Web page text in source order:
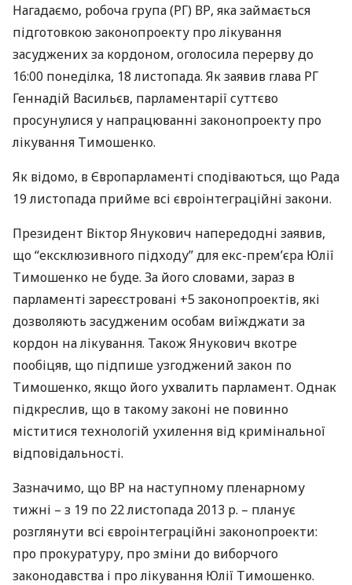
Нагадаємо, робоча група (РГ) ВР, яка займається
підготовкою законопроекту про лікування
засуджених за кордоном, оголосила перерву до
16:00 понеділка, 18 листопада. Як заявив глава РГ
Геннадій Васильєв, парламентарії суттєво
просунулися у напрацюванні законопроекту про
лікування Тимошенко.
Як відомо, в Європарламенті сподіваються, що Рада
19 листопада прийме всі євроінтеграційні закони.
Президент Віктор Янукович напередодні заявив,
що “ексклюзивного підходу” для екс-прем’єра Юлії
Тимошенко не буде. За його словами, зараз в
парламенті зареєстровані +5 законопроектів, які
дозволяють засудженим особам виїжджати за
кордон на лікування. Також Янукович вкотре
пообіцяв, що підпише узгоджений закон по
Тимошенко, якщо його ухвалить парламент. Однак
підкреслив, що в такому законі не повинно
міститися технологій ухилення від кримінальної
відповідальності.
Зазначимо, що ВР на наступному пленарному
тижні – з 19 по 22 листопада 2013 р. – планує
розглянути всі євроінтеграційні законопроекти:
про прокуратуру, про зміни до виборчого
законодавства і про лікування Юлії Тимошенко.